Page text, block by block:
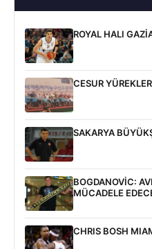
ROYAL HALI
CESUR
SAKARYA
BOGDANOVİC:
MÜCADELE
CHRIS BOSH